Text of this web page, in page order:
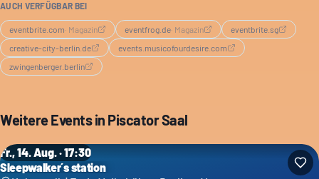
AUCH VERFÜGBAR BEI
eventbrite.com· Magazin eventfrog.de· Magazin
eventbrite.sg
creative-city-berlin.de
events.musicofourdesire.com
zwingenberger.berlin
Weitere Events in Piscator Saal
Fr., 14. Aug. · 17:30
Sleepwalker´s station